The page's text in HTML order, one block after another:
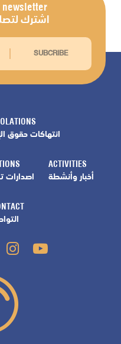
newsletter
اشترك
SUBCRIBE
انتهاكات حقوق
اصدارات
ACTIVITIES
أخبار وأنشطة